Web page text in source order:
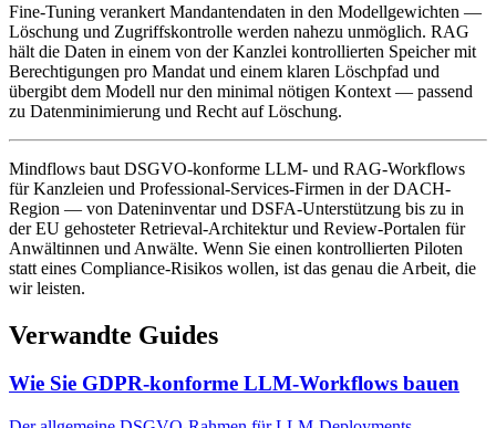
Fine-Tuning verankert Mandantendaten in den Modellgewichten —
Löschung und Zugriffskontrolle werden nahezu unmöglich. RAG
hält die Daten in einem von der Kanzlei kontrollierten Speicher mit
Berechtigungen pro Mandat und einem klaren Löschpfad und
übergibt dem Modell nur den minimal nötigen Kontext — passend
zu Datenminimierung und Recht auf Löschung.
Mindflows baut DSGVO-konforme LLM- und RAG-Workflows
für Kanzleien und Professional-Services-Firmen in der DACH-
Region — von Dateninventar und DSFA-Unterstützung bis zu in
der EU gehosteter Retrieval-Architektur und Review-Portalen für
Anwältinnen und Anwälte. Wenn Sie einen kontrollierten Piloten
statt eines Compliance-Risikos wollen, ist das genau die Arbeit, die
wir leisten.
Verwandte Guides
Wie Sie GDPR-konforme LLM-Workflows bauen